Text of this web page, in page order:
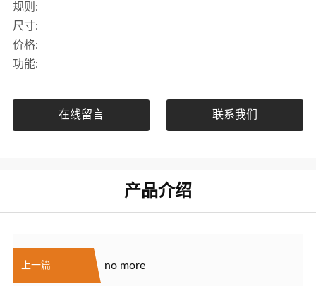
规则:
尺寸:
价格:
功能:
在线留言 联系我们
产品介绍
上一篇 no more